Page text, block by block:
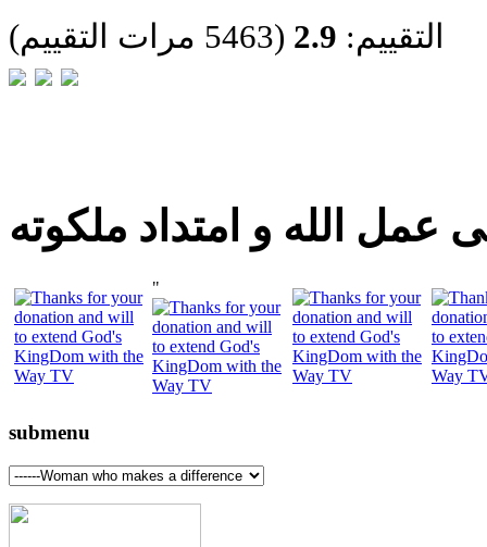
التقييم: 2.9 (5463 مرات التقييم)
عمل الله و امتداد ملكوته
"
submenu